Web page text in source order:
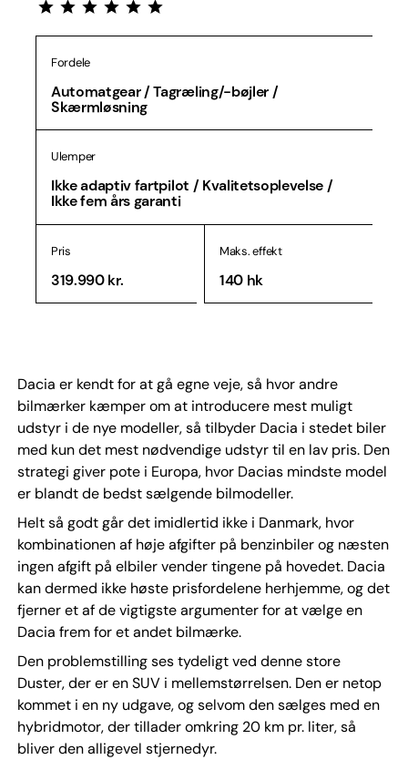
Fordele
Automatgear / Tagræling/-bøjler /
Skærmløsning
Ulemper
Ikke adaptiv fartpilot / Kvalitetsoplevelse /
Ikke fem års garanti
Pris
319.990 kr.
Maks. effekt
140 hk
Dacia er kendt for at gå egne veje, så hvor andre
bilmærker kæmper om at introducere mest muligt
udstyr i de nye modeller, så tilbyder Dacia i stedet biler
med kun det mest nødvendige udstyr til en lav pris. Den
strategi giver pote i Europa, hvor Dacias mindste model
er blandt de bedst sælgende bilmodeller.
Helt så godt går det imidlertid ikke i Danmark, hvor
kombinationen af høje afgifter på benzinbiler og næsten
ingen afgift på elbiler vender tingene på hovedet. Dacia
kan dermed ikke høste prisfordelene herhjemme, og det
fjerner et af de vigtigste argumenter for at vælge en
Dacia frem for et andet bilmærke.
Den problemstilling ses tydeligt ved denne store
Duster, der er en SUV i mellemstørrelsen. Den er netop
kommet i en ny udgave, og selvom den sælges med en
hybridmotor, der tillader omkring 20 km pr. liter, så
bliver den alligevel stjernedyr.